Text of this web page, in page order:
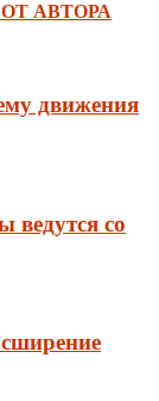
АВТОРА
движения
ведутся со